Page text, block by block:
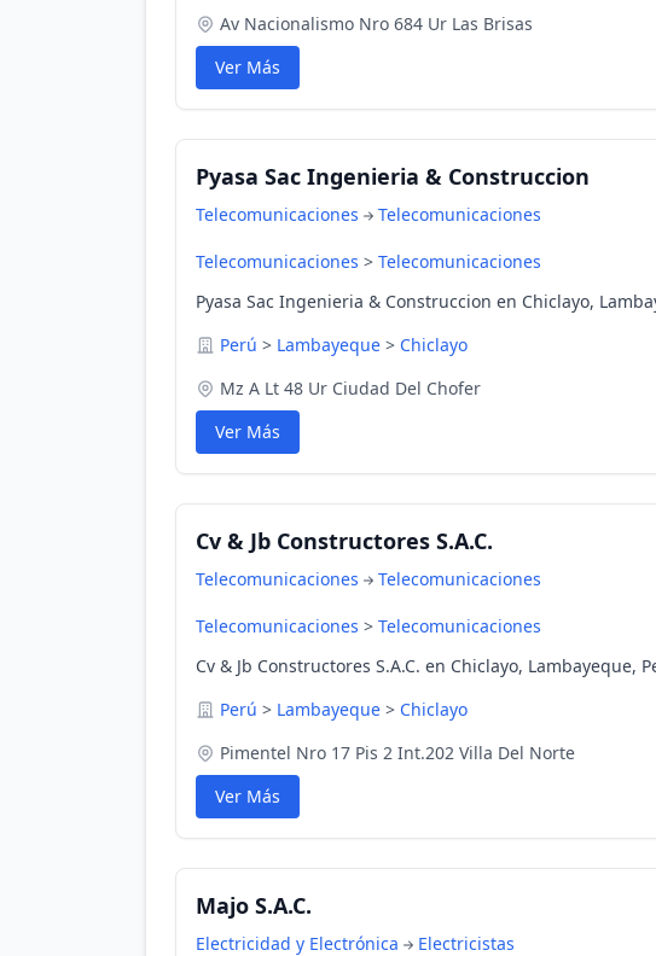
Av Nacionalismo Nro 684 Ur Las Brisas
Ver Más
Pyasa Sac Ingenieria & Construccion
Telecomunicaciones Telecomunicaciones
Telecomunicaciones > Telecomunicaciones
Pyasa Sac Ingenieria & Construccion en Chiclayo,
Perú > Lambayeque > Chiclayo
Mz A Lt 48 Ur Ciudad Del Chofer
Ver Más
Cv & Jb Constructores S.A.C.
Telecomunicaciones Telecomunicaciones
Telecomunicaciones > Telecomunicaciones
Cv & Jb Constructores S.A.C. en Chiclayo, Lambayeque,
Perú > Lambayeque > Chiclayo
Pimentel Nro 17 Pis 2 Int.202 Villa Del Norte
Ver Más
Majo S.A.C.
Electricidad y Electrónica
Electricistas